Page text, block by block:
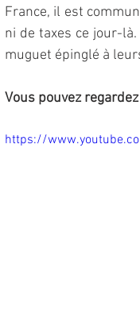
France, il est
ni de taxes ce jour-
muguet épinglé à
Vous pouvez
https://